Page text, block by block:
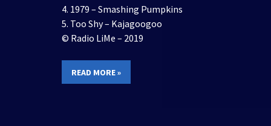
4. 1979 – Smashing Pumpkins
5. Too Shy – Kajagoogoo
© Radio LiMe – 2019
READ MORE »